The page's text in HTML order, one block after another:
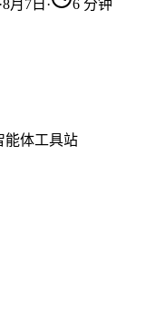
·8月7日 · 6 分钟
能体工具站